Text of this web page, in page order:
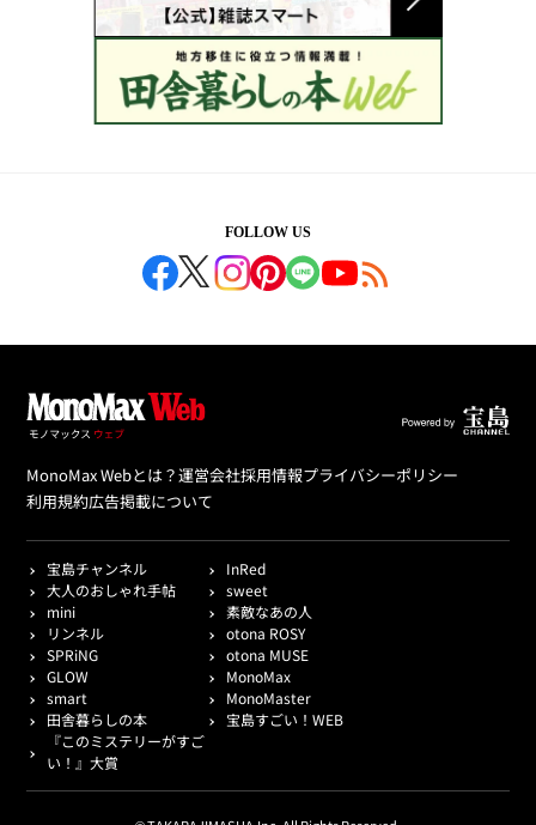
FOLLOW US
MonoMax Webとは？運営会社採用情報プライバシーポリシー
利用規約広告掲載について
宝島チャンネル
InRed
大人のおしゃれ手帖
sweet
mini
素敵なあの人
リンネル
otona ROSY
SPRiNG
otona MUSE
GLOW
MonoMax
smart
MonoMaster
田舎暮らしの本
宝島すごい！WEB
『このミステリーがすご
い！』大賞